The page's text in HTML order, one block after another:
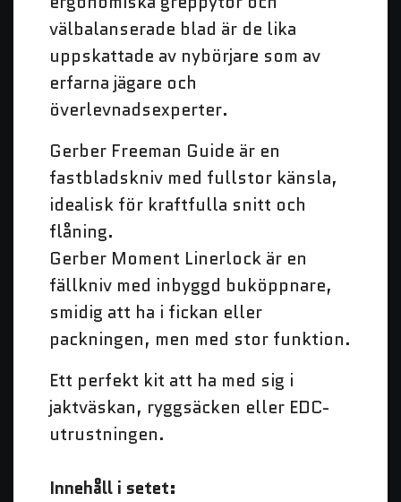
välbalanserade blad är de lika
uppskattade av nybörjare som av
erfarna jägare och
överlevnadsexperter.
Gerber Freeman Guide är en
fastbladskniv med fullstor känsla,
idealisk för kraftfulla snitt och
flåning.
Gerber Moment Linerlock är en
fällkniv med inbyggd buköppnare,
smidig att ha i fickan eller
packningen, men med stor funktion.
Ett perfekt kit att ha med sig i
jaktväskan, ryggsäcken eller EDC-
utrustningen.
Innehåll i setet: